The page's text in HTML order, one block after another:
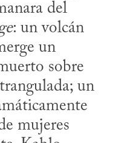
del
: un volcán
un
sobre
un
mujeres